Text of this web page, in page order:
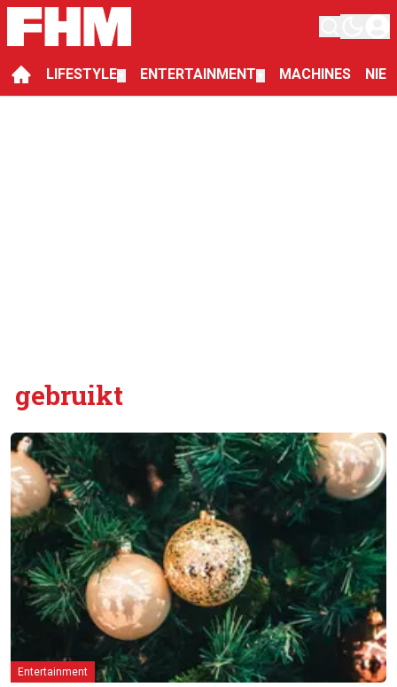
LIFESTYLE ENTERTAINMENT MACHINES
gebruikt
Entertainment